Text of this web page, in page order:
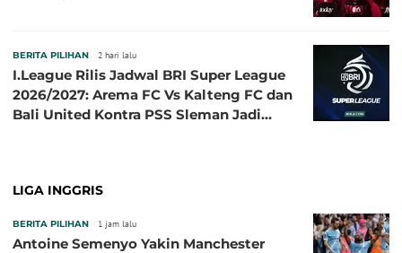
BERITA PILIHAN 2 hari lalu
I.League Rilis Jadwal BRI Super League
2026/2027: Arema FC Vs Kalteng FC dan
Bali United Kontra PSS Sleman Jadi
LIGA INGGRIS
BERITA PILIHAN 1 jam lalu
Antoine Semenyo Yakin Manchester